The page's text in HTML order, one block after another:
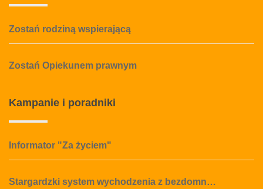
Zostań rodziną wspierającą
Zostań Opiekunem prawnym
Kampanie i poradniki
Informator "Za życiem"
Stargardzki system wychodzenia z bezdomn…